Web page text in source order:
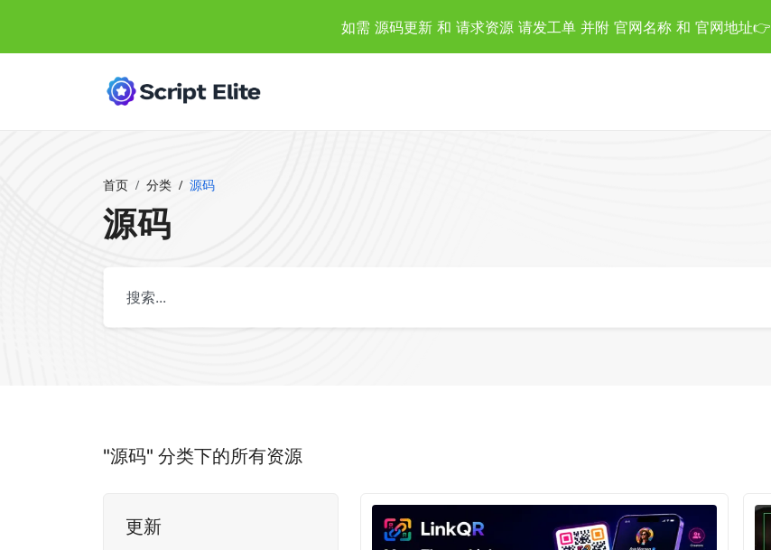
如需 源码更新 和 请求资源 请发工单 并附 官网名称 和 官网地址👉
首页 分类 源码
源码
"源码" 分类下的所有资源
更新